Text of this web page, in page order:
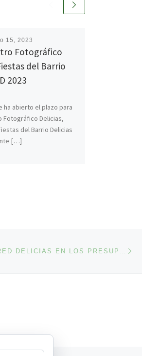
15, 2023
Fotográfico
del Barrio
2023
ha abierto el plazo para
Fotográfico Delicias,
del Barrio Delicias
[…]